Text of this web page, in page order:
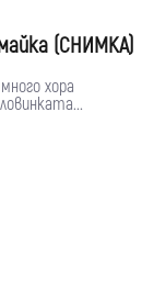
(СНИМКА)
хора